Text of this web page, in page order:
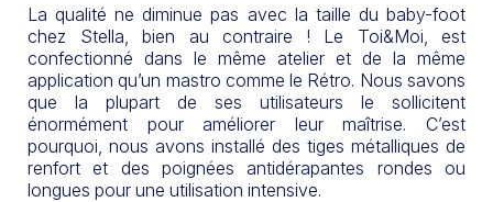
La qualité ne diminue pas avec la taille du baby-foot
chez Stella, bien au contraire ! Le Toi&Moi, est
confectionné dans le même atelier et de la même
application qu’un mastro comme le Rétro. Nous savons
que la plupart de ses utilisateurs le sollicitent
énormément pour améliorer leur maîtrise. C’est
pourquoi, nous avons installé des tiges métalliques de
renfort et des poignées antidérapantes rondes ou
longues pour une utilisation intensive.